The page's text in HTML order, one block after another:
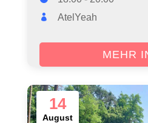
AtelYeah
MEHR
14
August